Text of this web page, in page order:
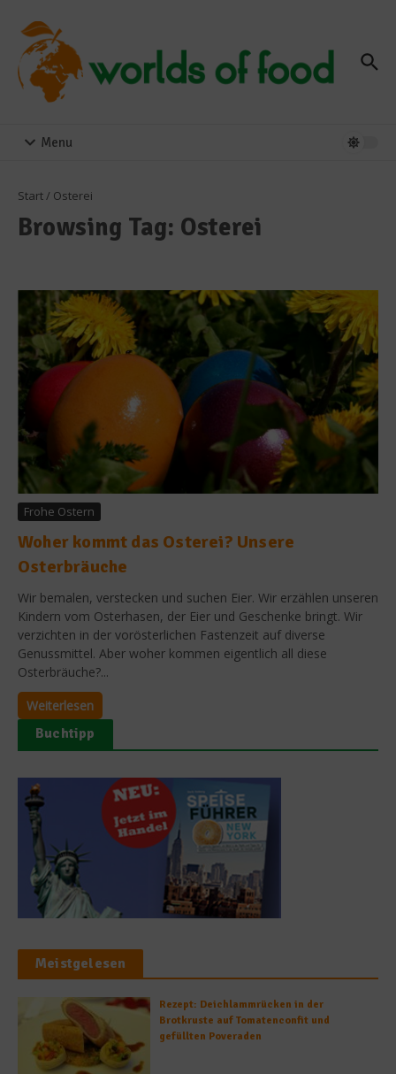
Menu
Start/ Osterei
Browsing Tag: Osterei
Frohe Ostern
Woher kommt das Osterei? Unsere
Osterbräuche
Wir bemalen, verstecken und suchen Eier. Wir erzählen unseren
Kindern vom Osterhasen, der Eier und Geschenke bringt. Wir
verzichten in der vorösterlichen Fastenzeit auf diverse
Genussmittel. Aber woher kommen eigentlich all diese
Osterbräuche?...
Weiterlesen
Buchtipp
Meistgelesen
Rezept: Deichlammrücken in der
Brotkruste auf Tomatenconfit und
gefüllten Poveraden